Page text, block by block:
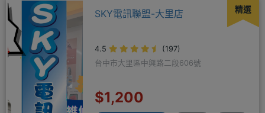
精選
SKY電訊聯盟-大里店
4.5
(197)
台中市大里區中興路二段606號
$1,200